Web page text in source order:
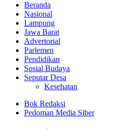
Beranda
Nasional
Lampung
Jawa Barat
Advertorial
Parlemen
Pendidikan
Sosial Budaya
Seputar Desa
Kesehatan
Bok Redaksi
Pedoman Media Siber